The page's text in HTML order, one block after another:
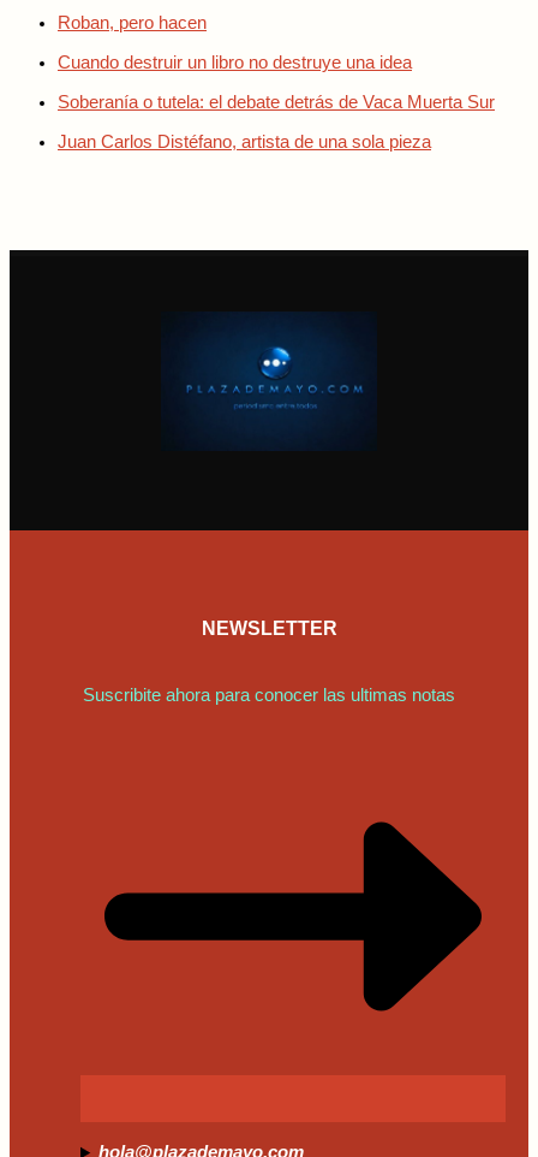
Roban, pero hacen
Cuando destruir un libro no destruye una idea
Soberanía o tutela: el debate detrás de Vaca Muerta Sur
Juan Carlos Distéfano, artista de una sola pieza
NEWSLETTER
Suscribite ahora para conocer las ultimas notas
hola@plazademayo.com